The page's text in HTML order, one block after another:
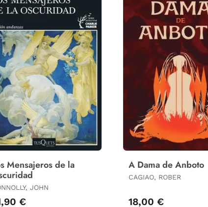
Mensajeros de la
JOHN
€
A Dama de Anboto
CAGIAO, ROBER
18,00 €